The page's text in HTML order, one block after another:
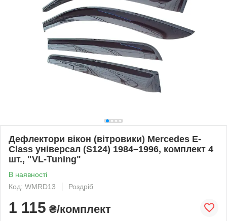
Дефлектори вікон (вітровики) Mercedes E-
Class універсал (S124) 1984–1996, комплект 4
шт., "VL-Tuning"
В наявності
Код: WMRD13
Роздріб
1 115 ₴/комплект